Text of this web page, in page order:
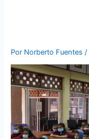
Por Norberto Fuentes /